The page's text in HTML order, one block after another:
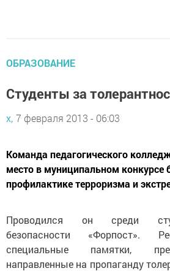
ОБРАЗОВАНИЕ
Студенты за
х, 7 февраля 2013 - 06:03
Команда педагогического
место в муниципальном конкурсе
профилактике терроризма и
Проводился он среди
безопасности «Форпост».
специальные памятки,
направленные на пропаганду